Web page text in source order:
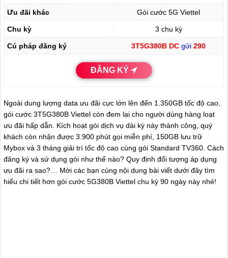
Ưu đãi khác Gói cước 5G Viettel
Chu kỳ 3 chu kỳ
Cú pháp đăng ký 3T5G380B DC gửi290
ĐĂNG KÝ
Ngoài dung lượng data ưu đãi cực lớn lên đến 1.350GB tốc độ cao,
gói cước 3T5G380B Viettel còn đem lại cho người dùng hàng loạt
ưu đãi hấp dẫn. Kích hoạt gói dịch vụ dài kỳ này thành công, quý
khách còn nhận được 3.900 phút gọi miễn phí, 150GB lưu trữ
Mybox và 3 tháng giải trí tốc độ cao cùng gói Standard TV360. Cách
đăng ký và sử dụng gói như thế nào? Quy định đối tượng áp dụng
ưu đãi ra sao?… Mời các bạn cùng nội dung bài viết dưới đây tìm
hiểu chi tiết hơn gói cước 5G380B Viettel chu kỳ 90 ngày này nhé!